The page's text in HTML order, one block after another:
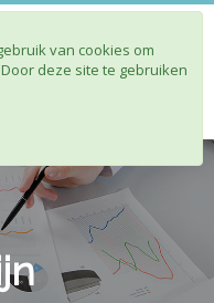
Toggle
van cookies om
deze site te gebruiken